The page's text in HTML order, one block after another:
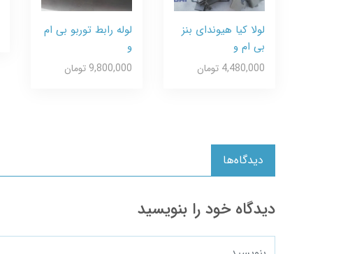
لولا کیا هیوندای بنز
بی ام و
4,480,000 تومان
لوله رابط توربو بی ام
و
9,800,000 تومان
دیدگاه‌ها
دیدگاه خود را بنویسید